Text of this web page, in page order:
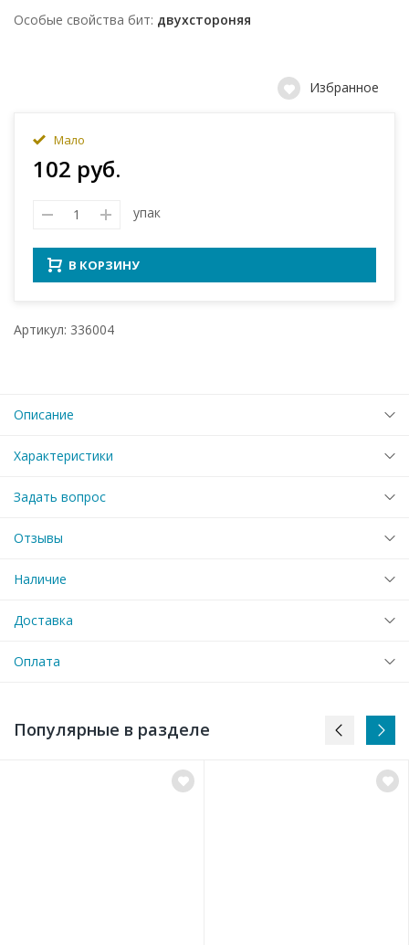
Особые свойства бит двухстороняя
Избранное
Мало
102 руб.
упак
В КОРЗИНУ
Артикул: 336004
Описание
Характеристики
Задать вопрос
Отзывы
Наличие
Доставка
Оплата
Популярные в разделе